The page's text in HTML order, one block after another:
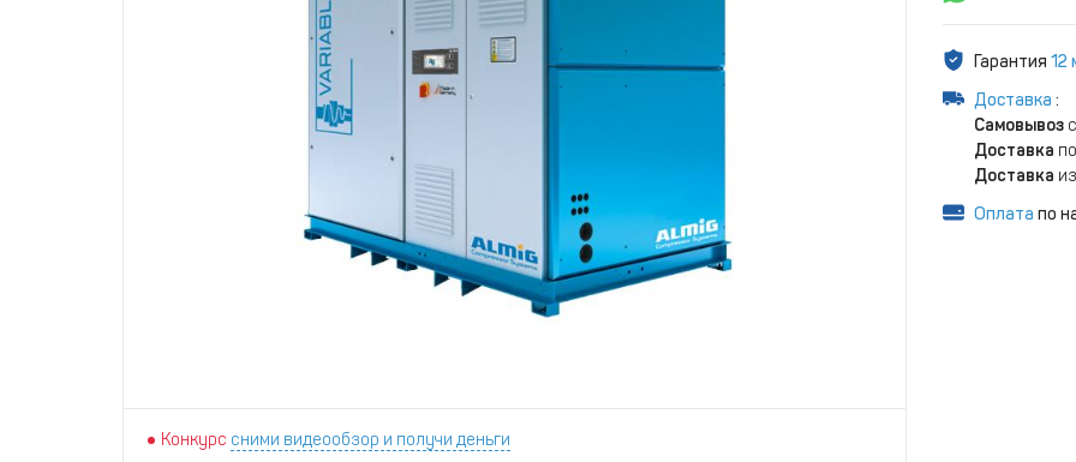
Конкурс сними видеообзор и получи деньги
Гарантия 12
Доставка :
Самовывоз
Доставка
Доставка
Оплата по